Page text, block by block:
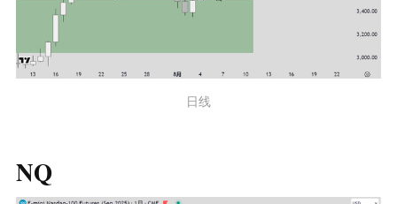
日线
NQ